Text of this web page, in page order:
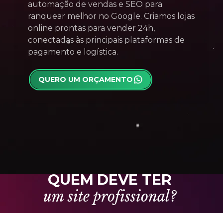
automação de vendas e SEO para
ranquear melhor no Google. Criamos lojas
online prontas para vender 24h,
conectadas às principais plataformas de
pagamento e logística.
QUERO UM ORÇAMENTO
QUEM DEVE TER
um siteprofissional?